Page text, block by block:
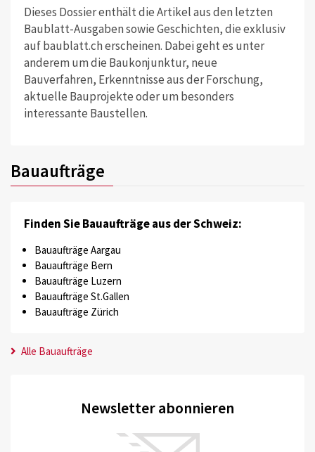
Dieses Dossier enthält die Artikel aus den letzten
Baublatt-Ausgaben sowie Geschichten, die exklusiv
auf baublatt.ch erscheinen. Dabei geht es unter
anderem um die Baukonjunktur, neue
Bauverfahren, Erkenntnisse aus der Forschung,
aktuelle Bauprojekte oder um besonders
interessante Baustellen.
Bauaufträge
Finden Sie Bauaufträge aus der Schweiz:
Bauaufträge Aargau
Bauaufträge Bern
Bauaufträge Luzern
Bauaufträge St.Gallen
Bauaufträge Zürich
Alle Bauaufträge
Newsletter abonnieren